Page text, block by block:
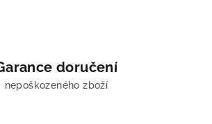
doručení
nepoškozeného zboží